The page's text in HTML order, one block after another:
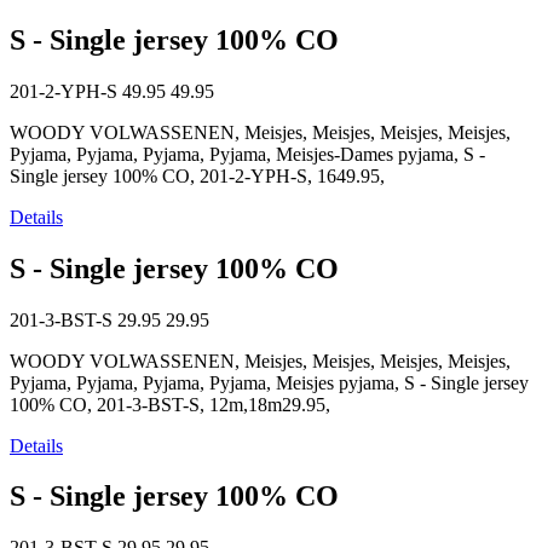
S - Single jersey 100% CO
201-2-YPH-S 49.95 49.95
WOODY VOLWASSENEN, Meisjes, Meisjes, Meisjes, Meisjes,
Pyjama, Pyjama, Pyjama, Pyjama, Meisjes-Dames pyjama, S -
Single jersey 100% CO, 201-2-YPH-S, 1649.95,
Details
S - Single jersey 100% CO
201-3-BST-S 29.95 29.95
WOODY VOLWASSENEN, Meisjes, Meisjes, Meisjes, Meisjes,
Pyjama, Pyjama, Pyjama, Pyjama, Meisjes pyjama, S - Single jersey
100% CO, 201-3-BST-S, 12m,18m29.95,
Details
S - Single jersey 100% CO